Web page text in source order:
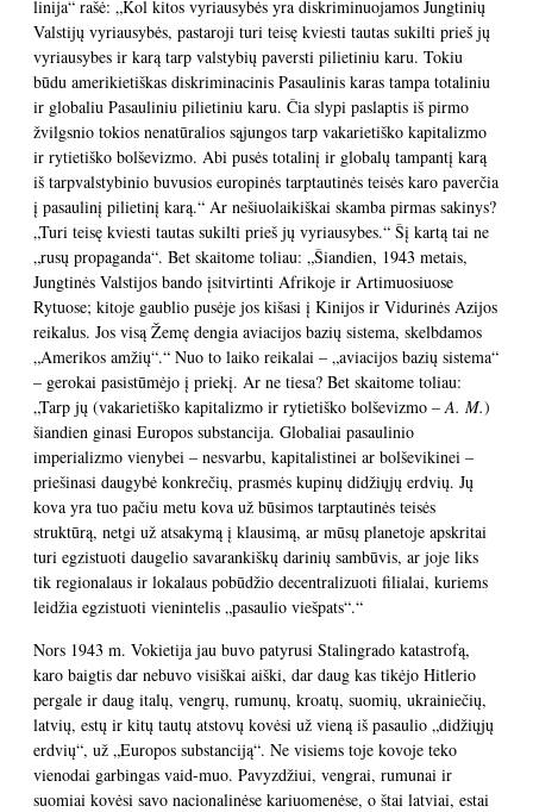
linija“ rašė: „Kol kitos vyriausybės yra diskriminuojamos Jungtinių
Valstijų vyriausybės, pastaroji turi teisę kviesti tautas sukilti prieš jų
vyriausybes ir karą tarp valstybių paversti pilietiniu karu. Tokiu
būdu amerikietiškas diskriminacinis Pasaulinis karas tampa totaliniu
ir globaliu Pasauliniu pilietiniu karu. Čia slypi paslaptis iš pirmo
žvilgsnio tokios nenatūralios sąjungos tarp vakarietiško kapitalizmo
ir rytietiško bolševizmo. Abi pusės totalinį ir globalų tampantį karą
iš tarpvalstybinio buvusios europinės tarptautinės teisės karo paverčia
į pasaulinį pilietinį karą.“ Ar nešiuolaikiškai skamba pirmas sakinys?
„Turi teisę kviesti tautas sukilti prieš jų vyriausybes.“ Šį kartą tai ne
„rusų propaganda“. Bet skaitome toliau: „Šiandien, 1943 metais,
Jungtinės Valstijos bando įsitvirtinti Afrikoje ir Artimuosiuose
Rytuose; kitoje gaublio pusėje jos kišasi į Kinijos ir Vidurinės Azijos
reikalus. Jos visą Žemę dengia aviacijos bazių sistema, skelbdamos
„Amerikos amžių“.“ Nuo to laiko reikalai – „aviacijos bazių sistema“
– gerokai pasistūmėjo į priekį. Ar ne tiesa? Bet skaitome toliau:
„Tarp jų (vakarietiško kapitalizmo ir rytietiško bolševizmo –A. M.)
šiandien ginasi Europos substancija. Globaliai pasaulinio
imperializmo vienybei – nesvarbu, kapitalistinei ar bolševikinei –
priešinasi daugybė konkrečių, prasmės kupinų didžiųjų erdvių. Jų
kova yra tuo pačiu metu kova už būsimos tarptautinės teisės
struktūrą, netgi už atsakymą į klausimą, ar mūsų planetoje apskritai
turi egzistuoti daugelio savarankiškų darinių sambūvis, ar joje liks
tik regionalaus ir lokalaus pobūdžio decentralizuoti filialai, kuriems
leidžia egzistuoti vienintelis „pasaulio viešpats“.“
Nors 1943 m. Vokietija jau buvo patyrusi Stalingrado katastrofą,
karo baigtis dar nebuvo visiškai aiški, dar daug kas tikėjo Hitlerio
pergale ir daug italų, vengrų, rumunų, kroatų, suomių, ukrainiečių,
latvių, estų ir kitų tautų atstovų kovėsi už vieną iš pasaulio „didžiųjų
erdvių“, už „Europos substanciją“. Ne visiems toje kovoje teko
vienodai garbingas vaid-muo. Pavyzdžiui, vengrai, rumunai ir
suomiai kovėsi savo nacionalinėse kariuomenėse, o štai latviai, estai